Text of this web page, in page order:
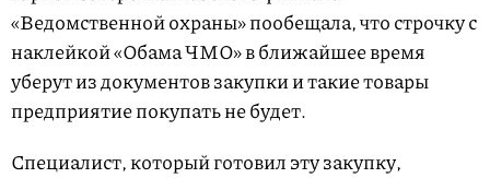
«Ведомственной охраны» пообещала, что строчку с
наклейкой «Обама ЧМО» в ближайшее время
уберут из документов закупки и такие товары
предприятие покупать не будет.
Специалист, который готовил эту закупку,